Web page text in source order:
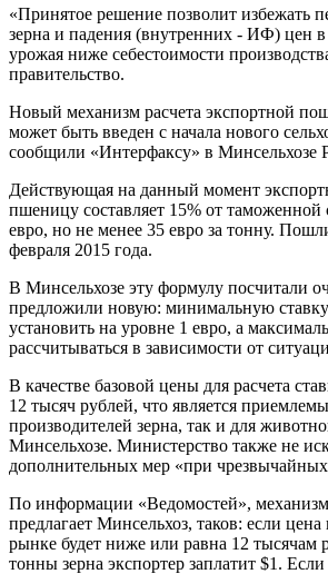
«Принятое решение позволит избежать
зерна и падения (внутренних - ИФ) цен в
урожая ниже себестоимости
правительство.
Новый механизм расчета экспортной
может быть введен с начала нового
сообщили «Интерфаксу» в Минсельхозе
Действующая на данный момент
пшеницу составляет 15% от
евро, но не менее 35 евро за тонну.
февраля 2015 года.
В Минсельхозе эту формулу посчитали
предложили новую: минимальную ставку
установить на уровне 1 евро, а
рассчитываться в зависимости от
В качестве базовой цены для расчета
12 тысяч рублей, что является
производителей зерна, так и для
Минсельхозе. Министерство также не
дополнительных мер «при
По информации «Ведомостей»,
предлагает Минсельхоз, таков: если
рынке будет ниже или равна 12 тысячам
тонны зерна экспортер заплатит $1.